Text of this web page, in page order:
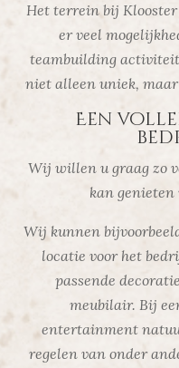
Het terrein bij
er veel
teambuilding
niet alleen uniek,
Een
Wij willen u graag zo
kan
Wij kunnen
locatie voor het
passende
meubilair. Bij
entertainment
regelen van onder